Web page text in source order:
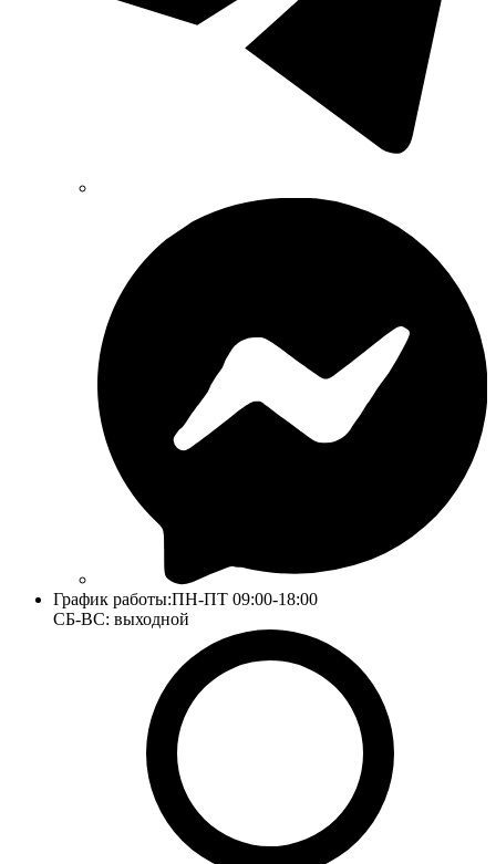
График работы:ПН-ПТ 09:00-18:00
СБ-ВС: выходной